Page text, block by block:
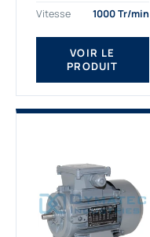
permet de livrer
rapidement tous types
de moteurs.
Ce moteur...
Vitesse
1000 Tr/min
VOIR LE
PRODUIT